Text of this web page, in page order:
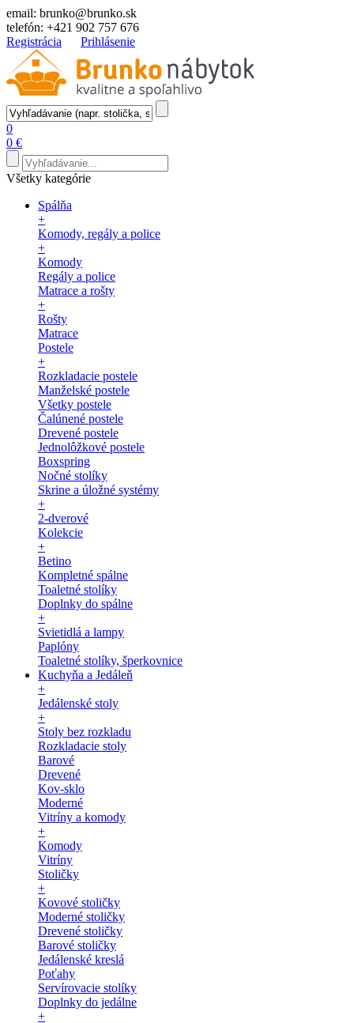
email: brunko@brunko.sk
telefón: +421 902 757 676
Registrácia
Prihlásenie
0
0 €
Všetky kategórie
Spálňa
+
Komody, regály a police
+
Komody
Regály a police
Matrace a rošty
+
Rošty
Matrace
Postele
+
Rozkladacie postele
Manželské postele
Všetky postele
Čalúnené postele
Drevené postele
Jednolôžkové postele
Boxspring
Nočné stolíky
Skrine a úložné systémy
+
2-dverové
Kolekcie
+
Betino
Kompletné spálne
Toaletné stolíky
Doplnky do spálne
+
Svietidlá a lampy
Paplóny
Toaletné stolíky, šperkovnice
Kuchyňa a Jedáleň
+
Jedálenské stoly
+
Stoly bez rozkladu
Rozkladacie stoly
Barové
Drevené
Kov-sklo
Moderné
Vitríny a komody
+
Komody
Vitríny
Stoličky
+
Kovové stoličky
Moderné stoličky
Drevené stoličky
Barové stoličky
Jedálenské kreslá
Poťahy
Servírovacie stolíky
Doplnky do jedálne
+